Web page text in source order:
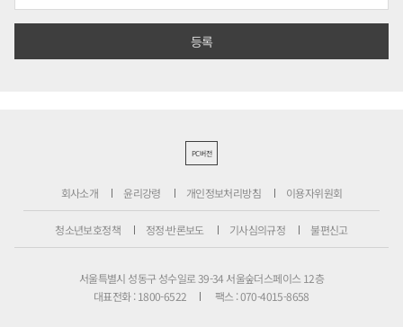
PC버전
회사소개 윤리강령 개인정보처리방침 이용자위원회
청소년보호정책 정정·반론보도 기사심의규정 불편신고
서울특별시 성동구 성수일로 39-34 서울숲더스페이스 12층
대표전화 : 1800-6522
팩스 : 070-4015-8658